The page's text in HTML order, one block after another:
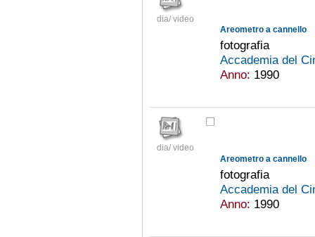
dia/ video
Areometro a cannello
fotografia
Accademia del
Anno: 1990
dia/ video
Areometro a cannello
fotografia
Accademia del
Anno: 1990